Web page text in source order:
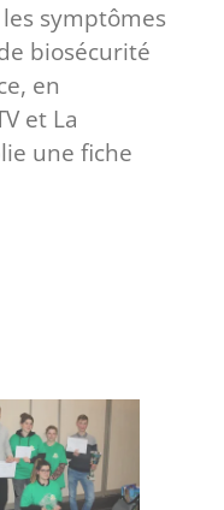
symptômes
biosécurité
en
et La
une fiche